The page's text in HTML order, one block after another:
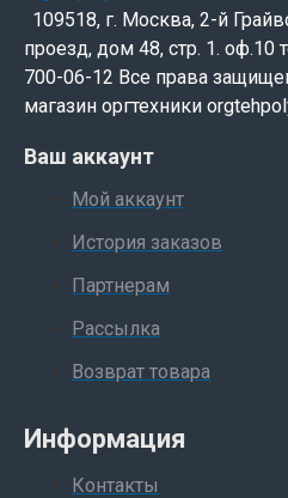
109518, г. Москва, 2-й
проезд, дом 48, стр. 1. оф.10
700-06-12 Все права
магазин оргтехники
Ваш аккаунт
Мой аккаунт
История заказов
Партнерам
Рассылка
Возврат товара
Информация
Контакты